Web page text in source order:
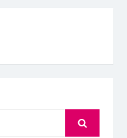
Search